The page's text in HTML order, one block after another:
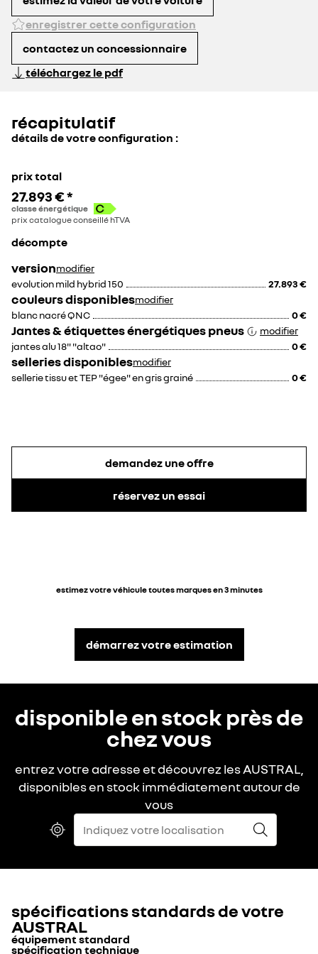
enregistrer cette configuration
contactez un concessionnaire
téléchargez le pdf
récapitulatif
détails de votre configuration :
prix total
27.893 €*
classe énergétique
prix catalogue conseillé hTVA
décompte
versionmodifier
evolution mild hybrid 150
27.893 €
couleurs disponiblesmodifier
blanc nacré QNC
0 €
Jantes & étiquettes énergétiques pneus
modifier
jantes alu 18" "altao"
0 €
selleries disponiblesmodifier
sellerie tissu et TEP "égee" en gris grainé
0 €
demandez une offre
réservez un essai
estimez votre véhicule toutes marques en 3 minutes
démarrez votre estimation
disponible en stock près de
chez vous
entrez votre adresse et découvrez les AUSTRAL,
disponibles en stock immédiatement autour de
vous
spécifications standards de votre
AUSTRAL
équipement standard
spécification technique